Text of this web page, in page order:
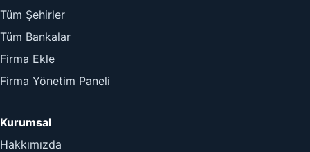
Tüm Şehirler
Tüm Bankalar
Firma Ekle
Firma Yönetim Paneli
Kurumsal
Hakkımızda